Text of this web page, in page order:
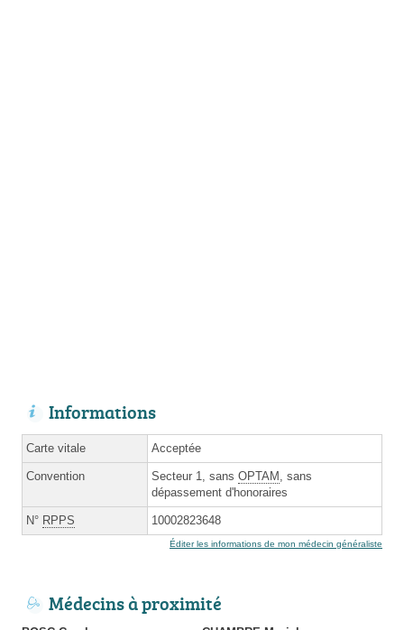
Informations
Carte vitale Acceptée
Convention Secteur 1, sans OPTAM , sans
dépassement d'honoraires
N° RPPS 10002823648
Éditer les informations de mon médecin généraliste
Médecins à proximité